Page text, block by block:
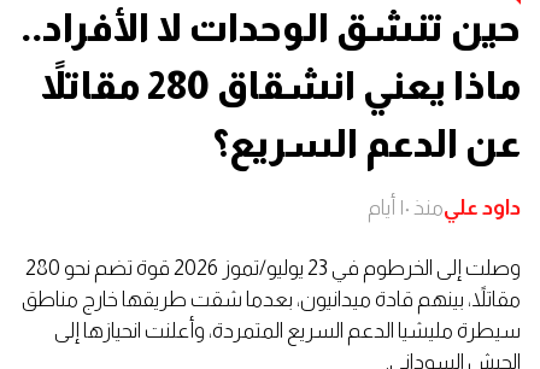
حين تنشق الوحدات لا الأفراد..
ماذا يعني انشقاق 280 مقاتلاً
عن الدعم السريع؟
داود عليمنذ ١٠ أيام
وصلت إلى الخرطوم في 23 يوليو/تموز 2026 قوة تضم نحو 280
مقاتلاً، بينهم قادة ميدانيون، بعدما شقت طريقها خارج مناطق
سيطرة مليشيا الدعم السريع المتمردة، وأعلنت انحيازها إلى
الجيش السوداني.